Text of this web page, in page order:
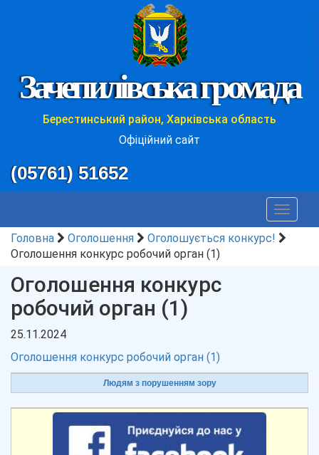
Зачепилівська громада
Берестинський район, Харківська область
Офіційний сайт
(05761) 51652
Toggle
Головна
Оголошення
Оголошується конкурс!
Оголошення конкурс робочий орган (1)
Оголошення конкурс
робочий орган (1)
25.11.2024
Оголошення конкурс робочий орган (1)
Людям з порушенням зору